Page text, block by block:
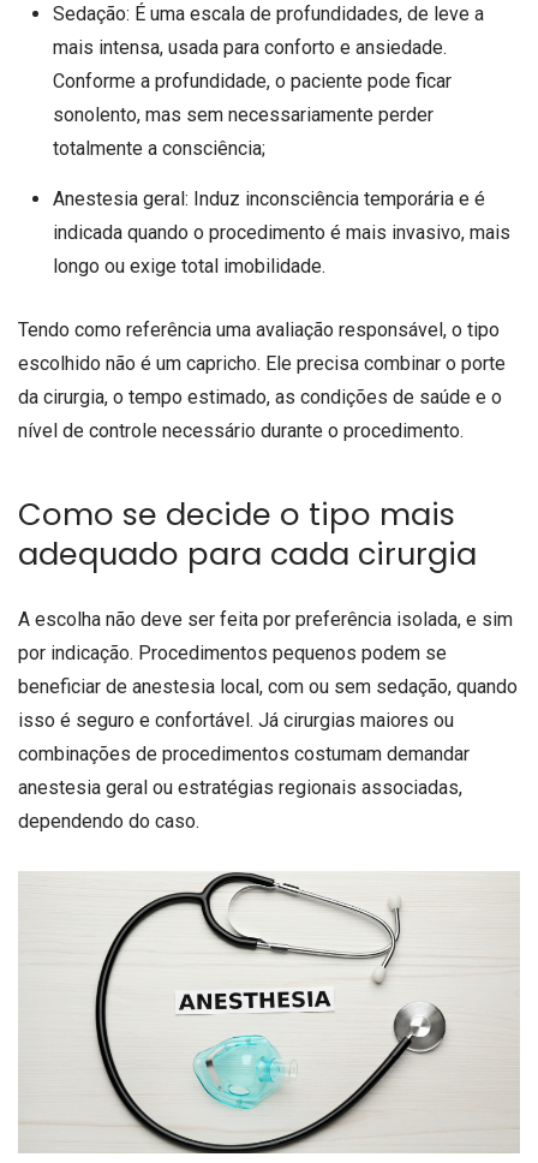
Sedação: É uma escala de profundidades, de leve a
mais intensa, usada para conforto e ansiedade.
Conforme a profundidade, o paciente pode ficar
sonolento, mas sem necessariamente perder
totalmente a consciência;
Anestesia geral: Induz inconsciência temporária e é
indicada quando o procedimento é mais invasivo, mais
longo ou exige total imobilidade.
Tendo como referência uma avaliação responsável, o tipo
escolhido não é um capricho. Ele precisa combinar o porte
da cirurgia, o tempo estimado, as condições de saúde e o
nível de controle necessário durante o procedimento.
Como se decide o tipo mais
adequado para cada cirurgia
A escolha não deve ser feita por preferência isolada, e sim
por indicação. Procedimentos pequenos podem se
beneficiar de anestesia local, com ou sem sedação, quando
isso é seguro e confortável. Já cirurgias maiores ou
combinações de procedimentos costumam demandar
anestesia geral ou estratégias regionais associadas,
dependendo do caso.